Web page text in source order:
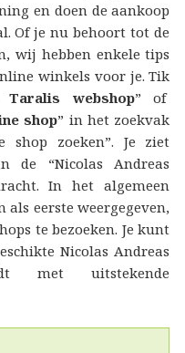
en doen de aankoop
Of je nu behoort tot de
wij hebben enkele tips
winkels voor je. Tik
webshop” of
shop” in het zoekvak
zoeken”. Je ziet
de “Nicolas Andreas
In het algemeen
als eerste weergegeven,
te bezoeken. Je kunt
Nicolas Andreas
met uitstekende